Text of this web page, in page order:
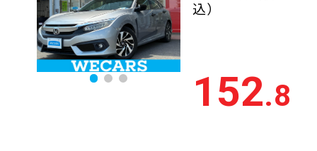
込）
152.8